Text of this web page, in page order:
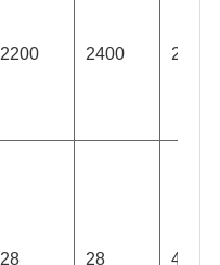
2200 2400 2500
28 28 45